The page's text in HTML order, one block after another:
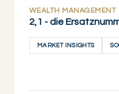
WEALTH MANAGEMENT
2,1 - die
MARKET INSIGHTS